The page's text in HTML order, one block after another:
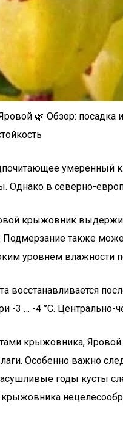
🌿 Обзор: посадка
умеренный
Однако в северно-
крыжовник
Подмерзание также
уровнем влажности
восстанавливается
-3 … -4 °С. Центрально-
крыжовника, Яровой
Особенно важно
годы кусты